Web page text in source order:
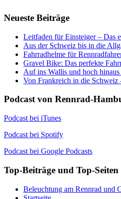
Neueste Beiträge
Leitfaden für Einsteiger – Das
Aus der Schweiz bis in die
Fahrradhelme für
Gravel Bike: Das perfekte
Auf ins Wallis und hoch
Von Frankreich in die
Podcast von Rennrad-
Podcast bei iTunes
Podcast bei Spotify
Podcast bei Google Podcasts
Top-Beiträge und Top-Seiten
Beleuchtung am Rennrad und